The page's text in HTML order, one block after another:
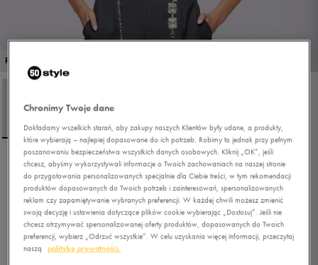
PROMO: DO -30%
ELLESSE T-SHIRT
CHEVALIER TEE BLUE
5.0 (1 )
-11%(najniższa cena z 30 dni przed obniżką)
47,99zł z Vat
Chronimy Twoje dane
Dokładamy wszelkich starań, aby zakupy naszych Klientów były udane, a produkty,
które wybierają – najlepiej dopasowane do ich potrzeb. Robimy to jednak przy pełnym
poszanowaniu bezpieczeństwa wszystkich danych osobowych. Kliknij „OK”, jeśli
chcesz, abyśmy wykorzystywali informacje o Twoich zachowaniach na naszej stronie
do przygotowania personalizowanych specjalnie dla Ciebie treści, w tym rekomendacji
produktów dopasowanych do Twoich potrzeb i zainteresowań, spersonalizowanych
reklam czy zapamiętywanie wybranych preferencji. W każdej chwili możesz zmienić
swoją decyzję i ustawienia dotyczące plików cookie wybierając „Dostosuj”. Jeśli nie
chcesz otrzymywać spersonalizowanej oferty produktów, dopasowanych do Twoich
preferencji, wybierz „Odrzuć wszystkie”. W celu uzyskania więcej informacji, przeczytaj
naszą
politykę prywatności.